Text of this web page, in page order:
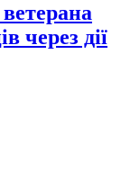
через дії